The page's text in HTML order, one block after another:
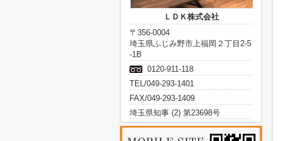
ＬＤＫ株式会社
〒356-0004
埼玉県ふじみ野市上福岡２丁目2-5
-1B
0120-911-118
TEL/049-293-1401
FAX/049-293-1409
埼玉県知事 (2) 第23698号